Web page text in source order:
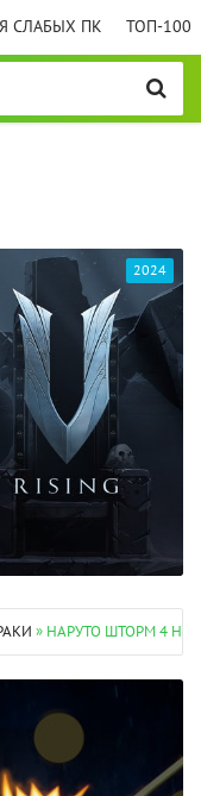
СЛАБЫХ ПК ТОП-100
2024
» НАРУТО ШТОРМ 4 НА